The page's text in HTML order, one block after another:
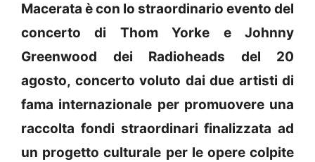
Macerata è con lo straordinario evento del
concerto di Thom Yorke e Johnny
Greenwood dei Radioheads del 20
agosto, concerto voluto dai due artisti di
fama internazionale per promuovere una
raccolta fondi straordinari finalizzata ad
un progetto culturale per le opere colpite